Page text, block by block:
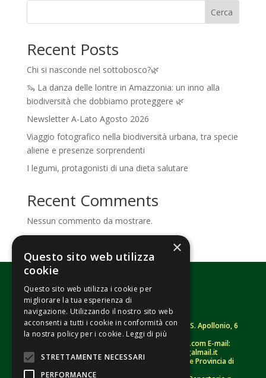
Cerca
Recent Posts
Chi si nasconde nel sottobosco?🌿
🦦 La danza delle lontre in Amazzonia: un inno alla
biodiversità che dobbiamo proteggere 🌿
Newsletter A-Lato Agosto 2026
Viaggio fotografico nella biodiversità urbana, tra specie
aliene e presenze sorprendenti
I legumi, protagonisti di una dieta salutare
Recent Comments
Nessun commento da mostrare.
Fondazione Senza Frontiere – ETS |Strada S. Apollonio, 6
– 46042 Castel Goffredo (MN)
– Sito: www.senzafrontiere.com E-mail:
tenuapol@gmail.com– Pec:tenuapol@legalmail.it
C. F. 90008460207 – Registro persone giuridiche Provincia di
Mantova n. 243 (sospeso)
×
Questo sito web utilizza
cookie
Questo sito web utilizza i cookie per
migliorare la tua esperienza di
navigazione. Utilizzando il nostro sito web
acconsenti a tutti i cookie in conformità con
la nostra policy per i cookie. Leggi di più
STRETTAMENTE NECESSARI
PERFORMANCE